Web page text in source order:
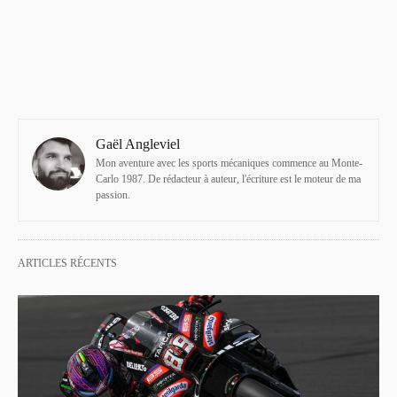
Gaël Angleviel
Mon aventure avec les sports mécaniques commence au Monte-
Carlo 1987. De rédacteur à auteur, l'écriture est le moteur de ma
passion.
ARTICLES RÉCENTS